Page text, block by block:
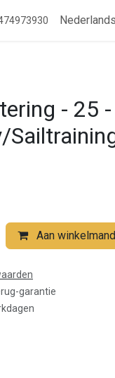
Blog ContactNederlands
- 25 -
Aan
garantie